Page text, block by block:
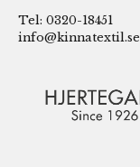
Tel: 0320-18451
info@kinnatextil.se